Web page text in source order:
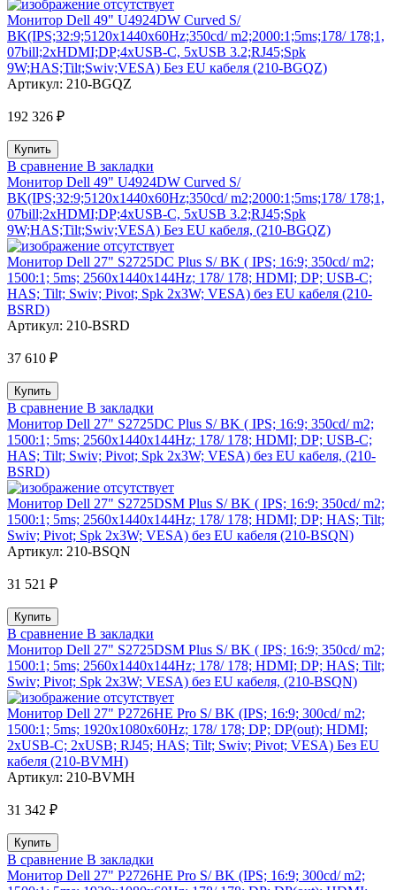
Монитор Dell 49" U4924DW Curved S/
BK(IPS;32:9;5120x1440x60Hz;350cd/ m2;2000:1;5ms;178/ 178;1,
07bill;2xHDMI;DP;4xUSB-C, 5xUSB 3.2;RJ45;Spk
9W;HAS;Tilt;Swiv;VESA) Без EU кабеля (210-BGQZ)
Артикул: 210-BGQZ
192 326 ₽
В сравнение В закладки
Монитор Dell 49" U4924DW Curved S/
BK(IPS;32:9;5120x1440x60Hz;350cd/ m2;2000:1;5ms;178/ 178;1,
07bill;2xHDMI;DP;4xUSB-C, 5xUSB 3.2;RJ45;Spk
9W;HAS;Tilt;Swiv;VESA) Без EU кабеля, (210-BGQZ)
Монитор Dell 27" S2725DС Plus S/ BK ( IPS; 16:9; 350cd/ m2;
1500:1; 5ms; 2560x1440x144Hz; 178/ 178; HDMI; DP; USB-C;
HAS; Tilt; Swiv; Pivot; Spk 2x3W; VESA) без EU кабеля (210-
BSRD)
Артикул: 210-BSRD
37 610 ₽
В сравнение В закладки
Монитор Dell 27" S2725DС Plus S/ BK ( IPS; 16:9; 350cd/ m2;
1500:1; 5ms; 2560x1440x144Hz; 178/ 178; HDMI; DP; USB-C;
HAS; Tilt; Swiv; Pivot; Spk 2x3W; VESA) без EU кабеля, (210-
BSRD)
Монитор Dell 27" S2725DSM Plus S/ BK ( IPS; 16:9; 350cd/ m2;
1500:1; 5ms; 2560x1440x144Hz; 178/ 178; HDMI; DP; HAS; Tilt;
Swiv; Pivot; Spk 2x3W; VESA) без EU кабеля (210-BSQN)
Артикул: 210-BSQN
31 521 ₽
В сравнение В закладки
Монитор Dell 27" S2725DSM Plus S/ BK ( IPS; 16:9; 350cd/ m2;
1500:1; 5ms; 2560x1440x144Hz; 178/ 178; HDMI; DP; HAS; Tilt;
Swiv; Pivot; Spk 2x3W; VESA) без EU кабеля, (210-BSQN)
Монитор Dell 27" P2726HE Pro S/ BK (IPS; 16:9; 300cd/ m2;
1500:1; 5ms; 1920x1080x60Hz; 178/ 178; DP; DP(out); HDMI;
2xUSB-C; 2xUSB; RJ45; HAS; Tilt; Swiv; Pivot; VESA) Без EU
кабеля (210-BVMH)
Артикул: 210-BVMH
31 342 ₽
В сравнение В закладки
Монитор Dell 27" P2726HE Pro S/ BK (IPS; 16:9; 300cd/ m2;